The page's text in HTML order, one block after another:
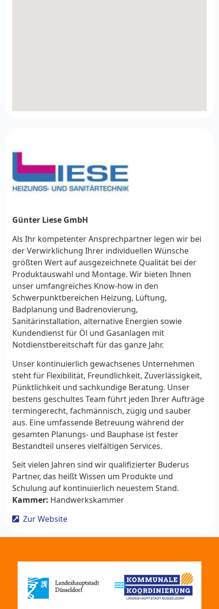
Günter Liese GmbH
Als Ihr kompetenter Ansprechpartner legen wir bei
der Verwirklichung Ihrer individuellen Wünsche
größten Wert auf ausgezeichnete Qualität bei der
Produktauswahl und Montage. Wir bieten Ihnen
unser umfangreiches Know-how in den
Schwerpunktbereichen Heizung, Lüftung,
Badplanung und Badrenovierung,
Sanitärinstallation, alternative Energien sowie
Kundendienst für Öl und Gasanlagen mit
Notdienstbereitschaft für das ganze Jahr.
Unser kontinuierlich gewachsenes Unternehmen
steht für Flexibilität, Freundlichkeit, Zuverlässigkeit,
Pünktlichkeit und sachkundige Beratung. Unser
bestens geschultes Team führt jeden Ihrer Aufträge
termingerecht, fachmännisch, zügig und sauber
aus. Eine umfassende Betreuung während der
gesamten Planungs- und Bauphase ist fester
Bestandteil unseres vielfältigen Services.
Seit vielen Jahren sind wir qualifizierter Buderus
Partner, das heißt Wissen um Produkte und
Schulung auf kontinuierlich neuestem Stand.
Kammer: Handwerkskammer
Zur Website